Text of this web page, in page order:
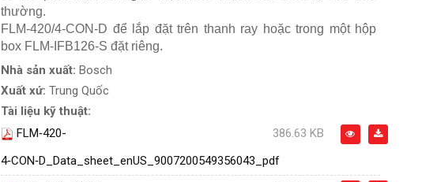
thường.
FLM-420/4-CON-D để lắp đặt trên thanh ray hoặc trong một hộp
box FLM-IFB126-S đặt riêng.
Nhà sản xuất: Bosch
Xuất xứ: Trung Quốc
Tài liệu kỹ thuật:
FLM‑420-
4‑CON‑D_Data_sheet_enUS_9007200549356043_pdf
386.63 KB